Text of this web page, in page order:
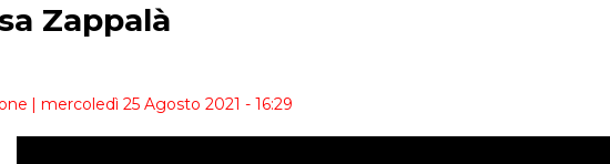
Zappalà
| mercoledì 25 Agosto 2021 - 16:29